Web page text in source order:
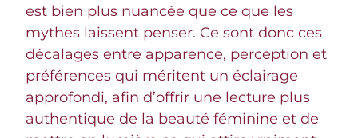
est bien plus nuancée que ce que les
mythes laissent penser. Ce sont donc ces
décalages entre apparence, perception et
préférences qui méritent un éclairage
approfondi, afin d’offrir une lecture plus
authentique de la beauté féminine et de